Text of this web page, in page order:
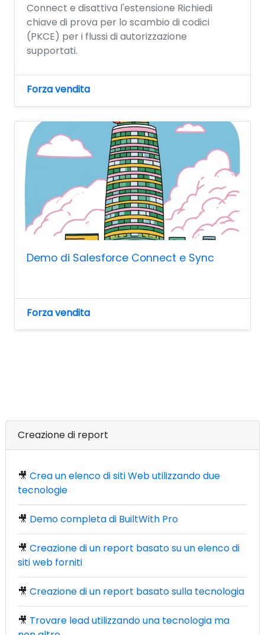
Connect e disattiva l'estensione Richiedi
chiave di prova per lo scambio di codici
(PKCE) per i flussi di autorizzazione
supportati.
Forza vendita
Demo di Salesforce Connect e Sync
Forza vendita
Creazione di report
🎥 Crea un elenco di siti Web utilizzando due
tecnologie
🎥 Demo completa di BuiltWith Pro
🎥 Creazione di un report basato su un elenco di
siti web forniti
🎥 Creazione di un report basato sulla tecnologia
🎥 Trovare lead utilizzando una tecnologia ma